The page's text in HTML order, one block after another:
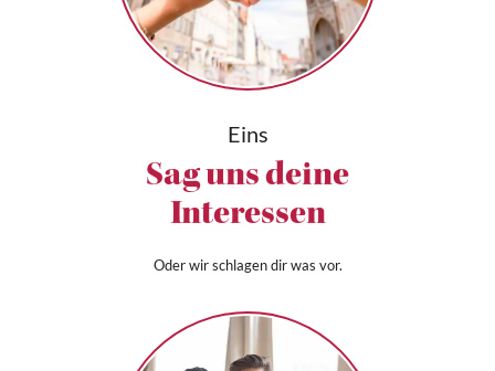
Eins
Sag uns deine
Interessen
Oder wir schlagen dir was vor.